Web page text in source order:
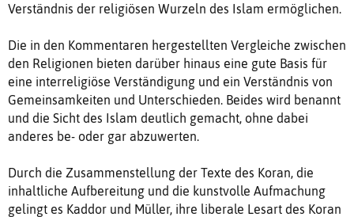
Verständnis der religiösen Wurzeln des Islam ermöglichen.
Die in den Kommentaren hergestellten Vergleiche zwischen
den Religionen bieten darüber hinaus eine gute Basis für
eine interreligiöse Verständigung und ein Verständnis von
Gemeinsamkeiten und Unterschieden. Beides wird benannt
und die Sicht des Islam deutlich gemacht, ohne dabei
anderes be- oder gar abzuwerten.
Durch die Zusammenstellung der Texte des Koran, die
inhaltliche Aufbereitung und die kunstvolle Aufmachung
gelingt es Kaddor und Müller, ihre liberale Lesart des Koran